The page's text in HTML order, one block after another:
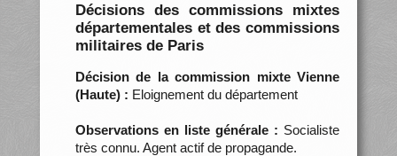
Décisions des commissions mixtes
départementales et des commissions
militaires de Paris
Décision de la commission mixte Vienne
(Haute) : Eloignement du département
Observations en liste générale : Socialiste
très connu. Agent actif de propagande.